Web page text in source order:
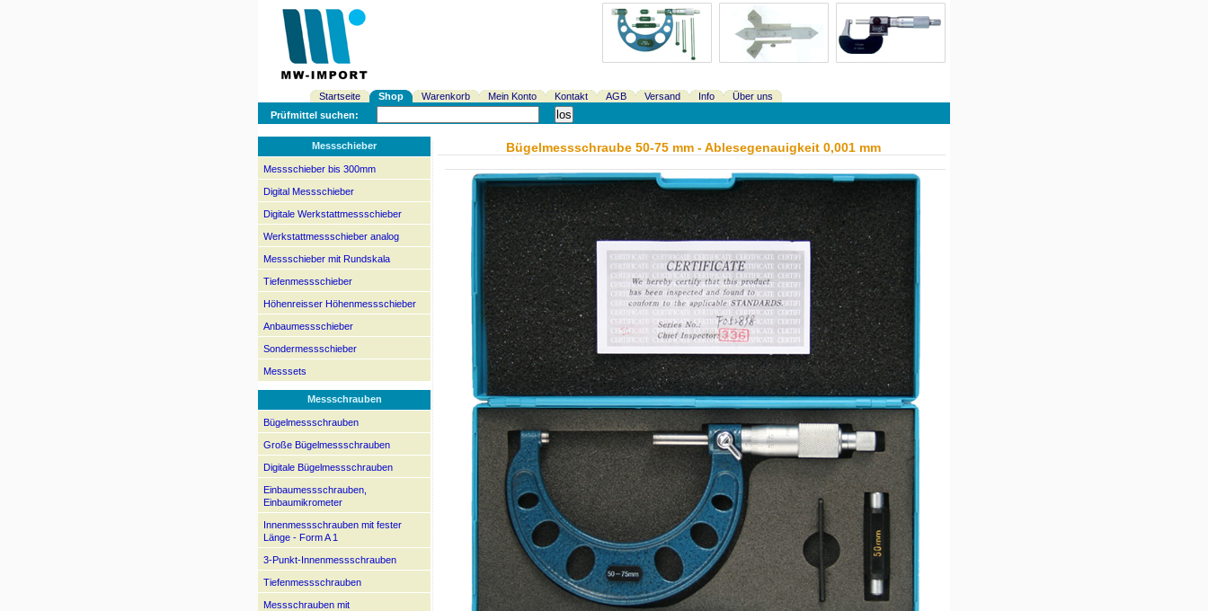
Startseite Shop Warenkorb Mein Konto Kontakt AGB Versand Info
Über uns
Prüfmittel suchen:
Messschieber
Messschieber bis 300mm
Digital Messschieber
Digitale Werkstattmessschieber
Werkstattmessschieber analog
Messschieber mit Rundskala
Tiefenmessschieber
Höhenreisser Höhenmessschieber
Anbaumessschieber
Sondermessschieber
Messsets
Messschrauben
Bügelmessschrauben
Große Bügelmessschrauben
Digitale Bügelmessschrauben
Einbaumessschrauben,
Einbaumikrometer
Innenmessschrauben mit fester
Länge - Form A 1
3-Punkt-Innenmessschrauben
Tiefenmessschrauben
Messschrauben mit
Bügelmessschraube 50-75 mm - Ablesegenauigkeit 0,001 mm